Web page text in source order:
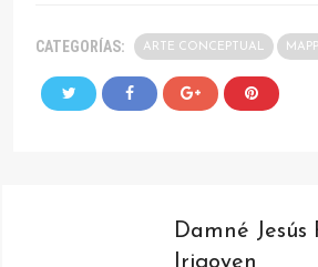
CATEGORÍAS: ARTE CONCEPTUAL
Damné Jesús
Irigoyen